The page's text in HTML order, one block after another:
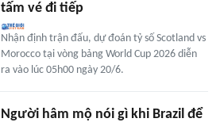
tấm vé đi tiếp
Nhận định trận đấu, dự đoán tỷ số Scotland vs
Morocco tại vòng bảng World Cup 2026 diễn
ra vào lúc 05h00 ngày 20/6.
Người hâm mộ nói gì khi Brazil để